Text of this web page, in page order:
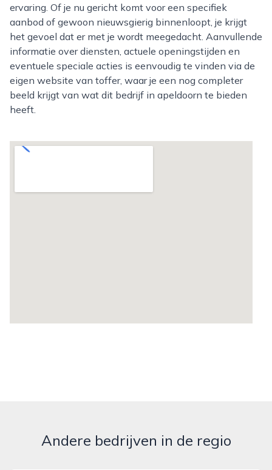
ervaring. Of je nu gericht komt voor een specifiek
aanbod of gewoon nieuwsgierig binnenloopt, je krijgt
het gevoel dat er met je wordt meegedacht. Aanvullende
informatie over diensten, actuele openingstijden en
eventuele speciale acties is eenvoudig te vinden via de
eigen website van toffer, waar je een nog completer
beeld krijgt van wat dit bedrijf in apeldoorn te bieden
heeft.
Andere bedrijven in de regio